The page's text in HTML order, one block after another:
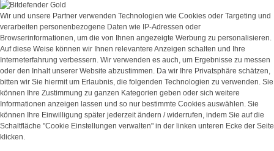
Wir und unsere Partner verwenden Technologien wie Cookies oder Targeting und
verarbeiten personenbezogene Daten wie IP-Adressen oder
Browserinformationen, um die von Ihnen angezeigte Werbung zu personalisieren.
Auf diese Weise können wir Ihnen relevantere Anzeigen schalten und Ihre
Interneterfahrung verbessern. Wir verwenden es auch, um Ergebnisse zu messen
oder den Inhalt unserer Website abzustimmen. Da wir Ihre Privatsphäre schätzen,
bitten wir Sie hiermit um Erlaubnis, die folgenden Technologien zu verwenden. Sie
können Ihre Zustimmung zu ganzen Kategorien geben oder sich weitere
Informationen anzeigen lassen und so nur bestimmte Cookies auswählen. Sie
können Ihre Einwilligung später jederzeit ändern / widerrufen, indem Sie auf die
Schaltfläche "Cookie Einstellungen verwalten" in der linken unteren Ecke der Seite
klicken.